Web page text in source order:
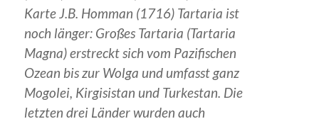
Karte J.B. Homman (1716) Tartaria ist
noch länger: Großes Tartaria (Tartaria
Magna) erstreckt sich vom Pazifischen
Ozean bis zur Wolga und umfasst ganz
Mogolei, Kirgisistan und Turkestan. Die
letzten drei Länder wurden auch